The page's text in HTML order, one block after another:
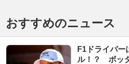
おすすめのニュース
F1ドライバー
ル！？ ボッ